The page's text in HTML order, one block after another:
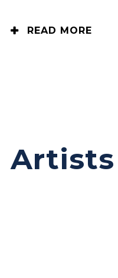
READ MORE
Artists